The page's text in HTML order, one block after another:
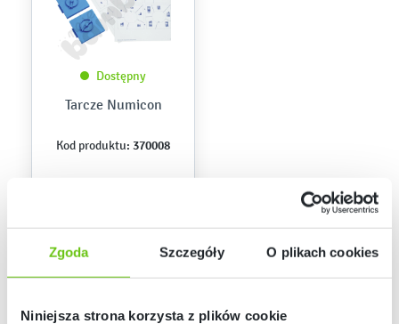
Zgoda Szczegóły O plikach cookies
Niniejsza strona korzysta z plików cookie
Dostępny
Tarcze Numicon
Kod produktu: 370008